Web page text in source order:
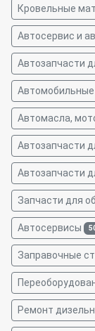
Кровельные
Автосервис и
Автозапчасти
Автомасла,
Автозапчасти
Автозапчасти
Запчасти для
Автосервисы
Заправочные
Ремонт